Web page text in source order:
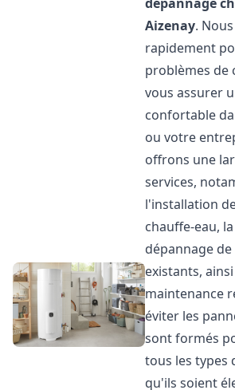
Aizenay.
rapidement
problèmes de
vous assurer
confortable
ou votre
offrons une
services,
l'installation
chauffe-eau,
dépannage de
existants,
maintenance
éviter les
sont formés
tous les types
qu'ils soient